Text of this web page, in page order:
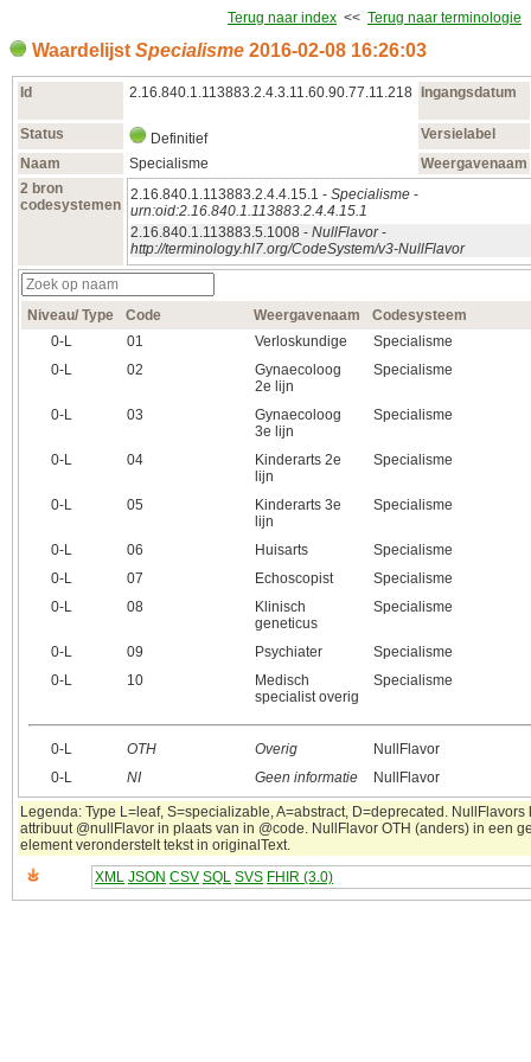
Terug naar index << Terug naar terminologie
Waardelijst Specialisme 2016‑02‑08 16:26:03
Id 2.16.840.1.113883.2.4.3.11.60.90.77.11.218 Ingangsdatum
Status Definitief
Versielabel
Naam
Specialisme
Weergavenaam
2 bron
codesystemen
2.16.840.1.113883.2.4.4.15.1 - Specialisme -
urn:oid:2.16.840.1.113883.2.4.4.15.1
2.16.840.1.113883.5.1008 - NullFlavor-
http://terminology.hl7.org/CodeSystem/v3-NullFlavor
Niveau/ Type Code Weergavenaam
Codesysteem
0‑L
01 Verloskundige
Specialisme
0‑L
02
Gynaecoloog
2e lijn
Specialisme
0‑L 03
Gynaecoloog
3e lijn
Specialisme
0‑L 04
Kinderarts 2e
lijn
Specialisme
0‑L 05
Kinderarts 3e
lijn
Specialisme
0‑L 06 Huisarts
Specialisme
0‑L
07 Echoscopist
Specialisme
0‑L
08
Klinisch
geneticus
Specialisme
0‑L 09 Psychiater
Specialisme
0‑L
10
Medisch
specialist overig
Specialisme
0‑L OTH Overig
NullFlavor
0‑L
NI Geen informatie NullFlavor
Legenda: Type L=leaf, S=specializable, A=abstract, D=deprecated. NullFlavors
attribuut @nullFlavor in plaats van in @code. NullFlavor OTH (anders) in een
element veronderstelt tekst in originalText.
XML JSON CSV SQL SVS FHIR (3.0)